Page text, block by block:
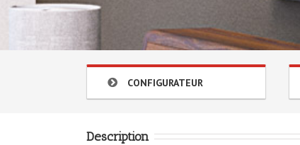
CONFIGURATEUR
Description